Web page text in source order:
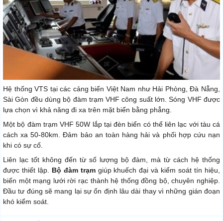
Hệ thống VTS tại các cảng biển Việt Nam như Hải Phòng, Đà Nẵng,
Sài Gòn đều dùng bộ đàm trạm VHF công suất lớn. Sóng VHF được
lựa chọn vì khả năng đi xa trên mặt biển bằng phẳng.
Một bộ đàm trạm VHF 50W lắp tại đèn biển có thể liên lạc với tàu cá
cách xa 50-80km. Đảm bảo an toàn hàng hải và phối hợp cứu nạn
khi có sự cố.
Liên lạc tốt không đến từ số lượng bộ đàm, mà từ cách hệ thống
được thiết lập. Bộ đàm trạmgiúp khuếch đại và kiểm soát tín hiệu,
biến một mạng lưới rời rạc thành hệ thống đồng bộ, chuyên nghiệp.
Đầu tư đúng sẽ mang lại sự ổn định lâu dài thay vì những gián đoạn
khó kiểm soát.